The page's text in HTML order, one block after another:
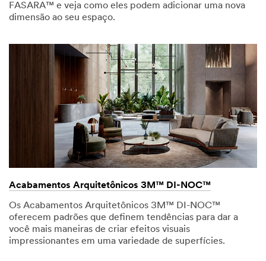
FASARA™ e veja como eles podem adicionar uma nova
dimensão ao seu espaço.
Acabamentos Arquitetônicos 3M™ DI-NOC™
Os Acabamentos Arquitetônicos 3M™ DI-NOC™
oferecem padrões que definem tendências para dar a
você mais maneiras de criar efeitos visuais
impressionantes em uma variedade de superfícies.